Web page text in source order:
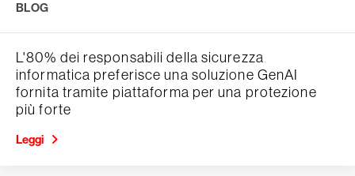
BLOG
L'80% dei responsabili della sicurezza
informatica preferisce una soluzione GenAI
fornita tramite piattaforma per una protezione
più forte
Leggi